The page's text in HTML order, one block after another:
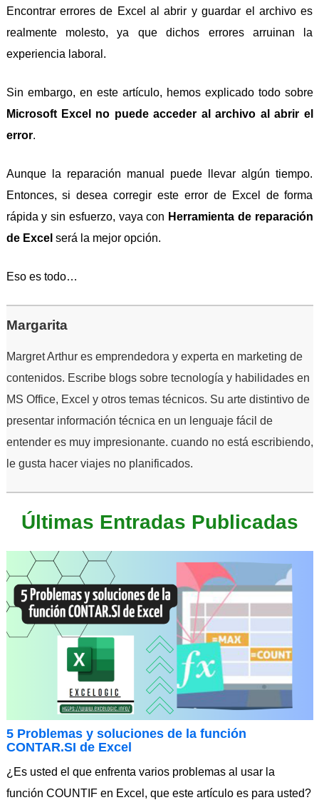
Encontrar errores de Excel al abrir y guardar el archivo es
realmente molesto, ya que dichos errores arruinan la
experiencia laboral.
Sin embargo, en este artículo, hemos explicado todo sobre
Microsoft Excel no puede acceder al archivo al abrir el
error.
Aunque la reparación manual puede llevar algún tiempo.
Entonces, si desea corregir este error de Excel de forma
rápida y sin esfuerzo, vaya con Herramienta de reparación
de Excel será la mejor opción.
Eso es todo…
Margarita
Margret Arthur es emprendedora y experta en marketing de
contenidos. Escribe blogs sobre tecnología y habilidades en
MS Office, Excel y otros temas técnicos. Su arte distintivo de
presentar información técnica en un lenguaje fácil de
entender es muy impresionante. cuando no está escribiendo,
le gusta hacer viajes no planificados.
Últimas Entradas Publicadas
5 Problemas y soluciones de la función
CONTAR.SI de Excel
¿Es usted el que enfrenta varios problemas al usar la
función COUNTIF en Excel, que este artículo es para usted?